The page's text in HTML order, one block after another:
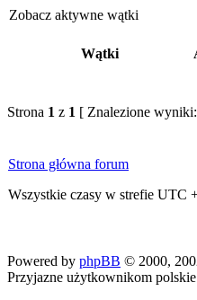
Zobacz aktywne wątki
Wątki
Strona 1 z 1 [ Znalezione
Strona główna forum
Wszystkie czasy w strefie UTC
Powered by phpBB © 2000,
Przyjazne użytkownikom